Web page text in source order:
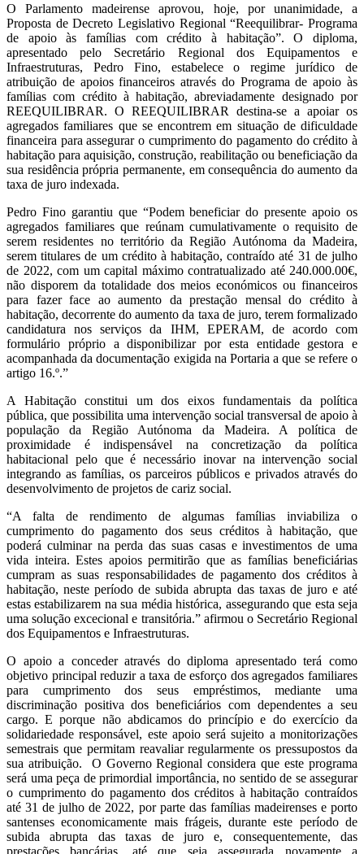
O Parlamento madeirense aprovou, hoje, por unanimidade, a
Proposta de Decreto Legislativo Regional “Reequilibrar- Programa
de apoio às famílias com crédito à habitação”. O diploma,
apresentado pelo Secretário Regional dos Equipamentos e
Infraestruturas, Pedro Fino, estabelece o regime jurídico de
atribuição de apoios financeiros através do Programa de apoio às
famílias com crédito à habitação, abreviadamente designado por
REEQUILIBRAR. O REEQUILIBRAR destina-se a apoiar os
agregados familiares que se encontrem em situação de dificuldade
financeira para assegurar o cumprimento do pagamento do crédito à
habitação para aquisição, construção, reabilitação ou beneficiação da
sua residência própria permanente, em consequência do aumento da
taxa de juro indexada.
Pedro Fino garantiu que “Podem beneficiar do presente apoio os
agregados familiares que reúnam cumulativamente o requisito de
serem residentes no território da Região Autónoma da Madeira,
serem titulares de um crédito à habitação, contraído até 31 de julho
de 2022, com um capital máximo contratualizado até 240.000.00€,
não disporem da totalidade dos meios económicos ou financeiros
para fazer face ao aumento da prestação mensal do crédito à
habitação, decorrente do aumento da taxa de juro, terem formalizado
candidatura nos serviços da IHM, EPERAM, de acordo com
formulário próprio a disponibilizar por esta entidade gestora e
acompanhada da documentação exigida na Portaria a que se refere o
artigo 16.º.”
A Habitação constitui um dos eixos fundamentais da política
pública, que possibilita uma intervenção social transversal de apoio à
população da Região Autónoma da Madeira. A política de
proximidade é indispensável na concretização da política
habitacional pelo que é necessário inovar na intervenção social
integrando as famílias, os parceiros públicos e privados através do
desenvolvimento de projetos de cariz social.
“A falta de rendimento de algumas famílias inviabiliza o
cumprimento do pagamento dos seus créditos à habitação, que
poderá culminar na perda das suas casas e investimentos de uma
vida inteira. Estes apoios permitirão que as famílias beneficiárias
cumpram as suas responsabilidades de pagamento dos créditos à
habitação, neste período de subida abrupta das taxas de juro e até
estas estabilizarem na sua média histórica, assegurando que esta seja
uma solução excecional e transitória.” afirmou o Secretário Regional
dos Equipamentos e Infraestruturas.
O apoio a conceder através do diploma apresentado terá como
objetivo principal reduzir a taxa de esforço dos agregados familiares
para cumprimento dos seus empréstimos, mediante uma
discriminação positiva dos beneficiários com dependentes a seu
cargo. E porque não abdicamos do princípio e do exercício da
solidariedade responsável, este apoio será sujeito a monitorizações
semestrais que permitam reavaliar regularmente os pressupostos da
sua atribuição. O Governo Regional considera que este programa
será uma peça de primordial importância, no sentido de se assegurar
o cumprimento do pagamento dos créditos à habitação contraídos
até 31 de julho de 2022, por parte das famílias madeirenses e porto
santenses economicamente mais frágeis, durante este período de
subida abrupta das taxas de juro e, consequentemente, das
prestações bancárias, até que seja assegurada novamente a